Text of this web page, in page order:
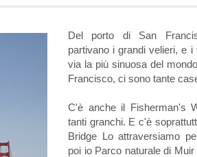
Del porto di San
partivano i grandi velieri, e
via la più sinuosa del
Francisco, ci sono tante
C'è anche il Fisherman's
tanti granchi. E c'è
Bridge Lo attraversiamo
poi io Parco naturale di